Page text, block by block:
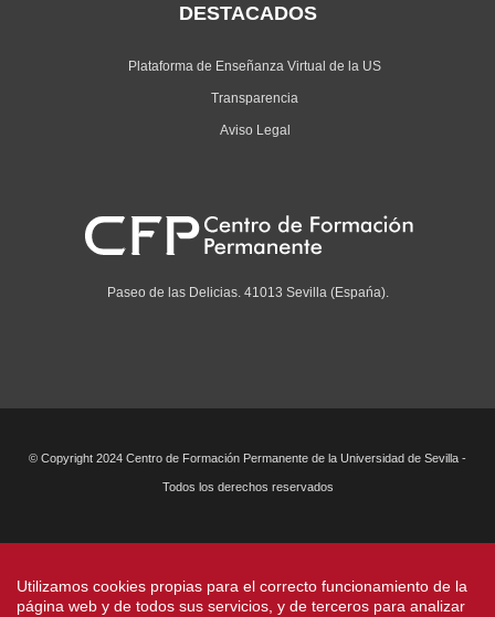
DESTACADOS
Plataforma de Enseñanza Virtual de la US
Transparencia
Aviso Legal
Paseo de las Delicias. 41013 Sevilla (Espańa).
© Copyright 2024 Centro de Formación Permanente de la Universidad de Sevilla -
Todos los derechos reservados
Utilizamos cookies propias para el correcto funcionamiento de la
página web y de todos sus servicios, y de terceros para analizar